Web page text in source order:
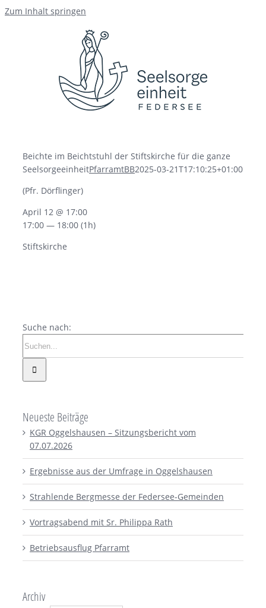
Zum Inhalt springen
Beichte im Beichtstuhl der Stiftskirche für die ganze
SeelsorgeeinheitPfarramtBB2025-03-21T17:10:25+01:00
(Pfr. Dörflinger)
April 12 @ 17:00
17:00 — 18:00 (1h)
Stiftskirche
Suche nach:
Neueste Beiträge
KGR Oggelshausen – Sitzungsbericht vom
07.07.2026
Ergebnisse aus der Umfrage in Oggelshausen
Strahlende Bergmesse der Federsee-Gemeinden
Vortragsabend mit Sr. Philippa Rath
Betriebsausflug Pfarramt
Archiv